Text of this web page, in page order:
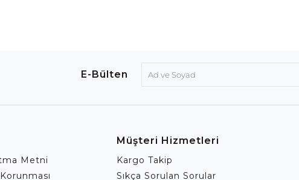
E-Bülten
Metni
Müşteri Hizmetleri
Kargo Takip
Sıkça Sorulan Sorular